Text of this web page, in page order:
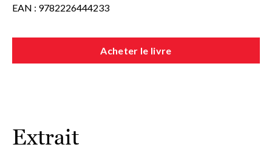
EAN : 9782226444233
Acheter le livre
Extrait